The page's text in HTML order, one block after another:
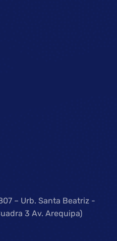
– Urb. Santa Beatriz -
3 Av. Arequipa)